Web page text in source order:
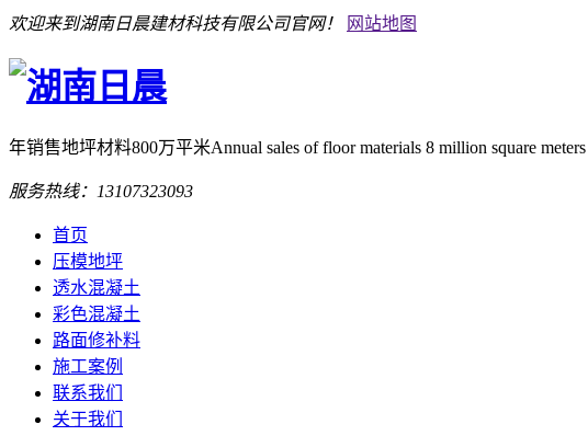
欢迎来到湖南日晨建材科技有限公司官网！ 网站地图
年销售地坪材料800万平米Annual sales of floor materials 8 million square meters
服务热线： 13107323093
首页
压模地坪
透水混凝土
彩色混凝土
路面修补料
施工案例
联系我们
关于我们